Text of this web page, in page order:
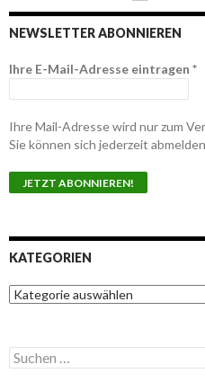
NEWSLETTER ABONNIEREN
Ihre E-Mail-Adresse eintragen *
Ihre Mail-Adresse wird nur zum
Sie können sich jederzeit
KATEGORIEN
K
a
g
o
S
u